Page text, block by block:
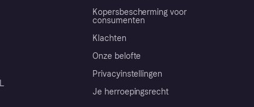
Kopersbescherming voor
consumenten
Klachten
Onze belofte
Privacyinstellingen
Je herroepingsrecht